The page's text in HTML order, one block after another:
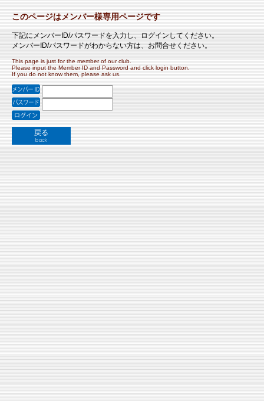
このページはメンバー様専用ページです
下記にメンバーID/パスワードを入力し、ログインしてください。
メンバーID/パスワードがわからない方は、お問合せください。
This page is just for the member of our club.
Please input the Member ID and Password and click login button.
If you do not know them, please ask us.